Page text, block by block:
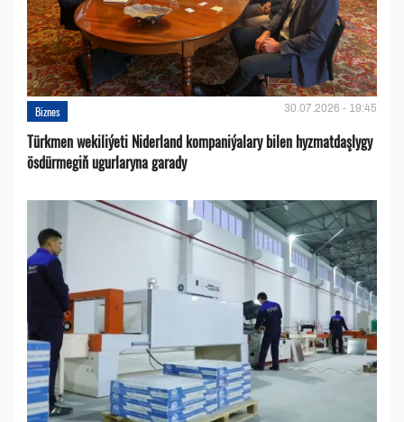
Biznes 30.07.2026 - 19:45
Türkmen wekiliýeti Niderland kompaniýalary bilen hyzmatdaşlygy
ösdürmegiň ugurlaryna garady